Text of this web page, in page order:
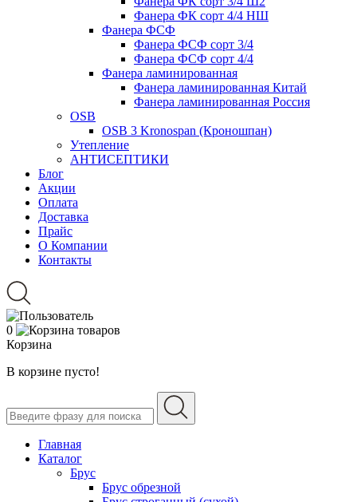
Фанера ФК сорт 4/4 НШ
Фанера ФСФ
Фанера ФСФ сорт 3/4
Фанера ФСФ сорт 4/4
Фанера ламинированная
Фанера ламинированная Китай
Фанера ламинированная Россия
OSB
OSB 3 Kronospan (Кроношпан)
Утепление
АНТИСЕПТИКИ
Блог
Акции
Оплата
Доставка
Прайс
О Компании
Контакты
0
Корзина
В корзине пусто!
Главная
Каталог
Брус
Брус обрезной